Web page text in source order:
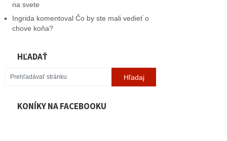
na svete
Ingrida komentoval Čo by ste mali vedieť o
chove koňa?
HĽADAŤ
KONÍKY NA FACEBOOKU